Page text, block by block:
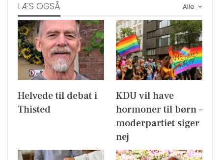
Alle
LÆS OGSÅ
Helvede til debat i
Thisted
KDU vil have
hormoner til børn –
moderpartiet siger
nej